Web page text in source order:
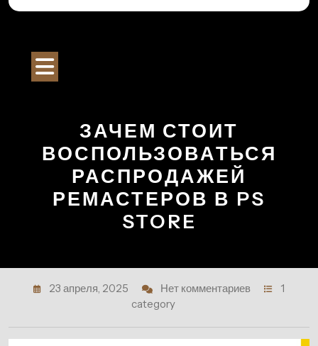
Перейти
ЗАЧЕМ СТОИТ
ВОСПОЛЬЗОВАТЬСЯ
РАСПРОДАЖЕЙ
РЕМАСТЕРОВ В PS
STORE
23 апреля, 2025 Нет комментариев
1
category